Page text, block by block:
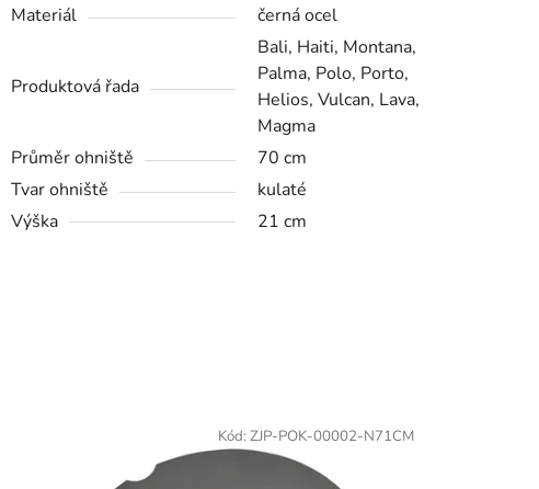
Materiál
černá ocel
Produktová řada
Bali, Haiti, Montana,
Palma, Polo, Porto,
Helios, Vulcan, Lava,
Magma
Průměr ohniště
70 cm
Tvar ohniště
kulaté
Výška
21 cm
Kód: ZJP-POK-00002-N71CM